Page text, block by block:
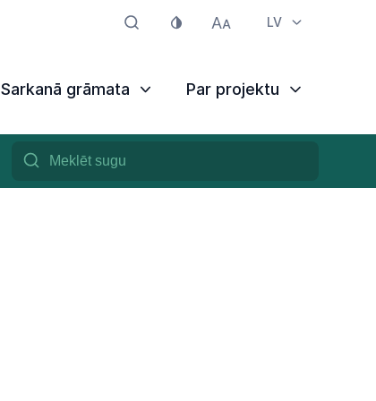
LV
Sarkanā grāmata Par projektu